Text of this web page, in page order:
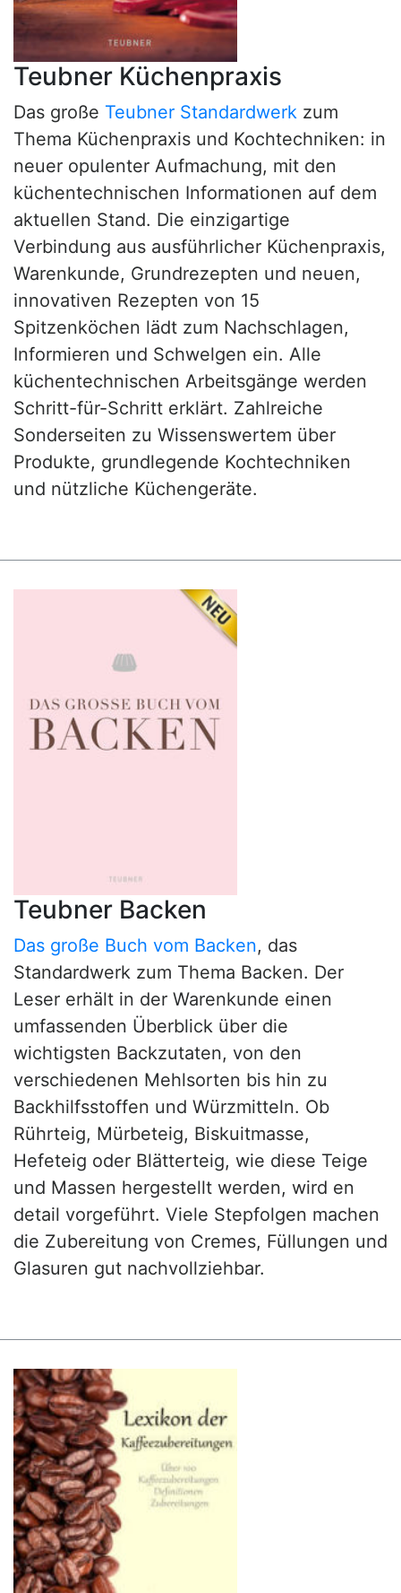
Teubner Küchenpraxis
Das große Teubner Standardwerk zum
Thema Küchenpraxis und Kochtechniken: in
neuer opulenter Aufmachung, mit den
küchentechnischen Informationen auf dem
aktuellen Stand. Die einzigartige
Verbindung aus ausführlicher Küchenpraxis,
Warenkunde, Grundrezepten und neuen,
innovativen Rezepten von 15
Spitzenköchen lädt zum Nachschlagen,
Informieren und Schwelgen ein. Alle
küchentechnischen Arbeitsgänge werden
Schritt-für-Schritt erklärt. Zahlreiche
Sonderseiten zu Wissenswertem über
Produkte, grundlegende Kochtechniken
und nützliche Küchengeräte.
Teubner Backen
Das große Buch vom Backen, das
Standardwerk zum Thema Backen. Der
Leser erhält in der Warenkunde einen
umfassenden Überblick über die
wichtigsten Backzutaten, von den
verschiedenen Mehlsorten bis hin zu
Backhilfsstoffen und Würzmitteln. Ob
Rührteig, Mürbeteig, Biskuitmasse,
Hefeteig oder Blätterteig, wie diese Teige
und Massen hergestellt werden, wird en
detail vorgeführt. Viele Stepfolgen machen
die Zubereitung von Cremes, Füllungen und
Glasuren gut nachvollziehbar.